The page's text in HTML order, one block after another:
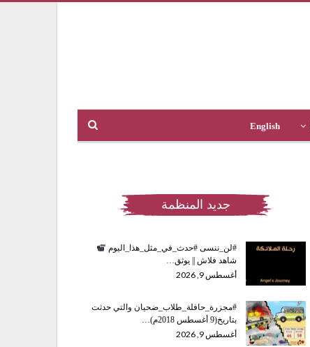
English
جديد المنظمة
#لن_ننسى #حدث_في_مثل_هذا_اليوم
شاهد فلاش || يوثق…
أغسطس 9, 2026
#مجزرة_حافلة_طلاب_ضحيان والتي حدثت
بتاريخ(9 أغسطس 2018م)…
أغسطس 9, 2026